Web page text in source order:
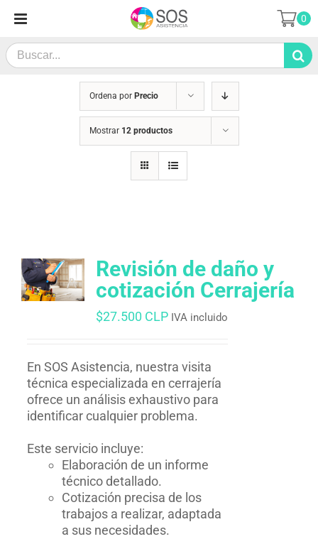
contenido
Search
for:
0
Ordena por Precio
Mostrar 12 productos
Revisión de daño y
cotización Cerrajería
$27.500 CLP IVA incluido
En SOS Asistencia, nuestra visita
técnica especializada en cerrajería
ofrece un análisis exhaustivo para
identificar cualquier problema.
Este servicio incluye:
Elaboración de un informe
técnico detallado.
Cotización precisa de los
trabajos a realizar, adaptada
a sus necesidades.